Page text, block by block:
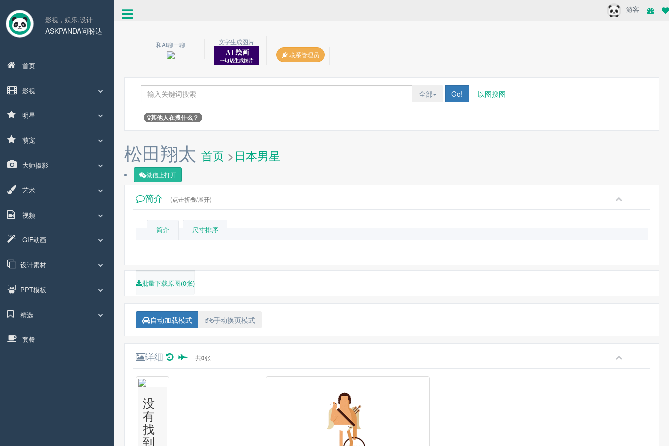
影视，娱乐,设计
ASKPANDA问盼达
首页
影视
明星
萌宠
大师摄影
艺术
视频
GIF动画
设计素材
PPT模板
精选
套餐
游客
和AI聊一聊
文字生成图片
联系管理员
全部 Go! 以图搜图
其他人在搜什么？
松田翔太 首页 >日本男星
微信上打开
简介 (点击折叠/展开)
简介 尺寸排序
批量下载原图(0张)
自动加载模式 手动换页模式
详细 共0张
没
有
找
到